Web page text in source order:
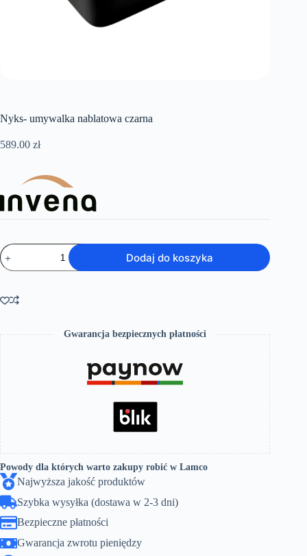
Nyks- umywalka nablatowa czarna
589.00 zł
ilość
Nyks-
umywalka
czarna
Dodaj do koszyka
Gwarancja bezpiecznych płatności
Powody dla których warto zakupy robić w Lamco
Najwyższa jakość produktów
Szybka wysyłka (dostawa w 2-3 dni)
Bezpieczne płatności
Gwarancja zwrotu pieniędzy